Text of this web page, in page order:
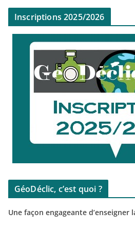
Inscriptions 2025/2026
GéoDéclic, c’est quoi ?
Une façon engageante d’enseigner